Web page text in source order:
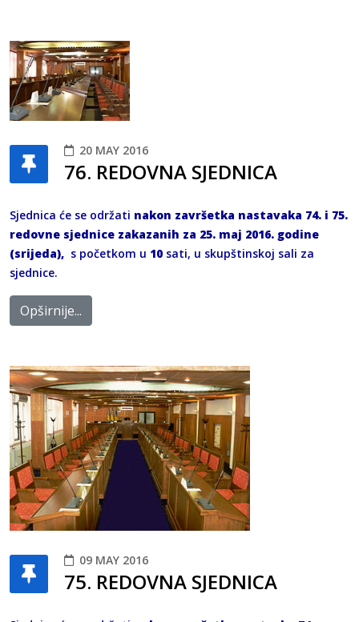
20 MAY 2016
76. REDOVNA SJEDNICA
Sjednica će se održati nakon završetka nastavaka 74. i 75.
redovne sjednice zakazanih za 25. maj 2016. godine
(srijeda), s početkom u 10 sati, u skupštinskoj sali za
sjednice.
Opširnije...
09 MAY 2016
75. REDOVNA SJEDNICA